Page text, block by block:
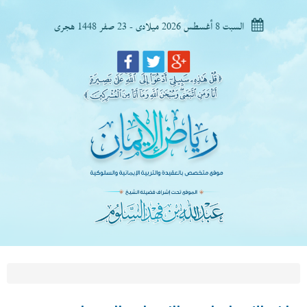
السبت 8 أغسطس 2026 ميلادى - 23 صفر 1448 هجرى